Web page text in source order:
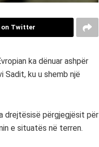
on Twitter
ka dënuar ashpër
ku u shemb një
drejtësisë përgjegjësit për
e situatës në terren.